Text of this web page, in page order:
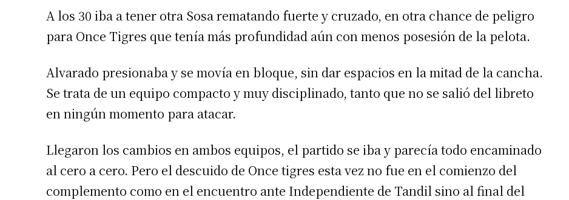
Número de teléfono
A los 30 iba a tener otra Sosa rematando fuerte y cruzado, en otra chance de peligro
para Once Tigres que tenía más profundidad aún con menos posesión de la pelota.
Alvarado presionaba y se movía en bloque, sin dar espacios en la mitad de la cancha.
Se trata de un equipo compacto y muy disciplinado, tanto que no se salió del libreto
en ningún momento para atacar.
Llegaron los cambios en ambos equipos, el partido se iba y parecía todo encaminado
al cero a cero. Pero el descuido de Once tigres esta vez no fue en el comienzo del
complemento como en el encuentro ante Independiente de Tandil sino al final del